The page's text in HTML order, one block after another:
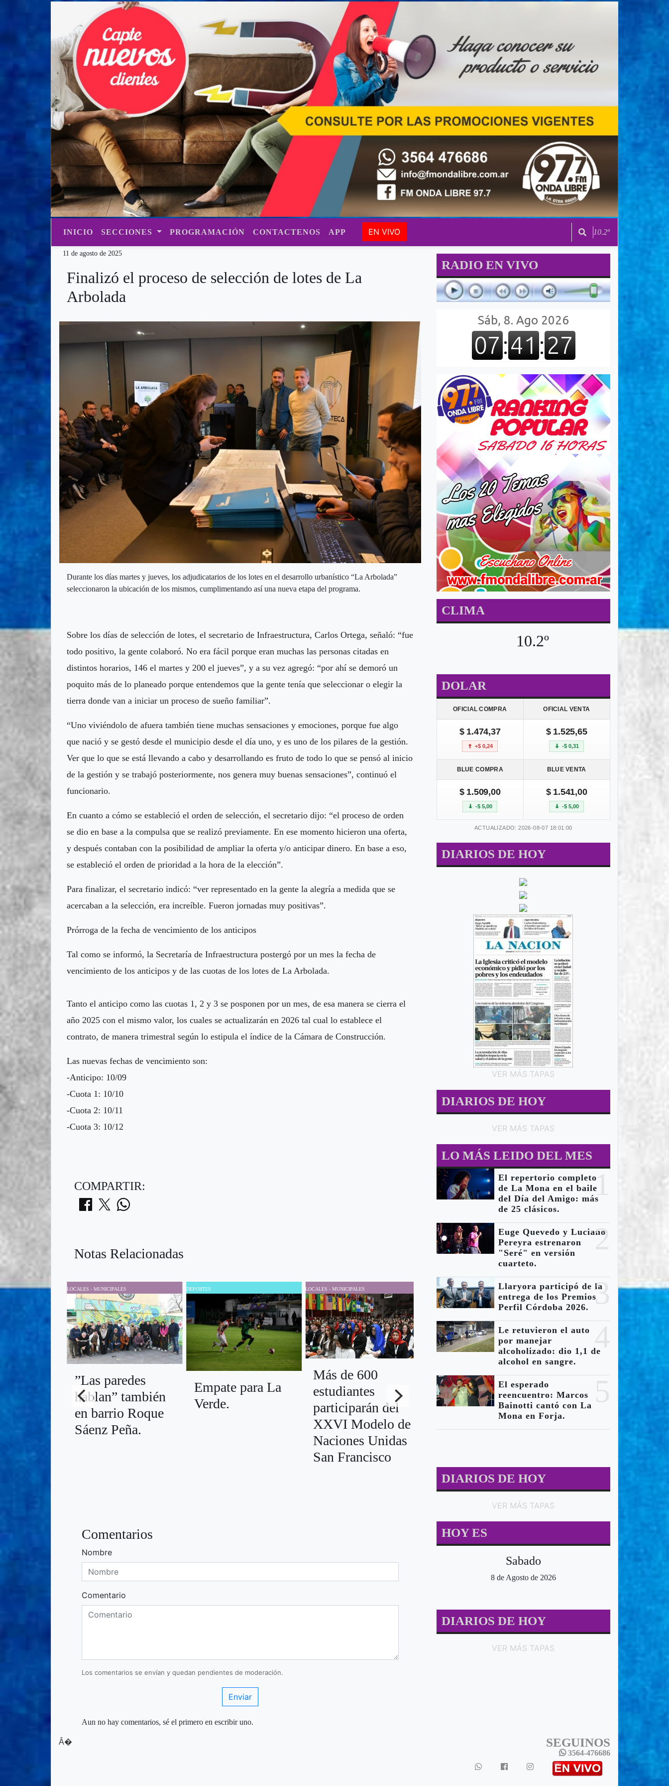
INICIO SECCIONES PROGRAMACIÓN CONTACTENOS APP EN VIVO 10.2º
11 de agosto de 2025
Finalizó el proceso de selección de lotes de La
Arbolada
Durante los días martes y jueves, los adjudicatarios de los lotes en el desarrollo urbanístico “La Arbolada”
seleccionaron la ubicación de los mismos, cumplimentando así una nueva etapa del programa.
Sobre los días de selección de lotes, el secretario de Infraestructura, Carlos Ortega, señaló: “fue
todo positivo, la gente colaboró. No era fácil porque eran muchas las personas citadas en
distintos horarios, 146 el martes y 200 el jueves”, y a su vez agregó: “por ahí se demoró un
poquito más de lo planeado porque entendemos que la gente tenía que seleccionar o elegir la
tierra donde van a iniciar un proceso de sueño familiar”.
“Uno viviéndolo de afuera también tiene muchas sensaciones y emociones, porque fue algo
que nació y se gestó desde el municipio desde el día uno, y es uno de los pilares de la gestión.
Ver que lo que se está llevando a cabo y desarrollando es fruto de todo lo que se pensó al inicio
de la gestión y se trabajó posteriormente, nos genera muy buenas sensaciones”, continuó el
funcionario.
En cuanto a cómo se estableció el orden de selección, el secretario dijo: “el proceso de orden
se dio en base a la compulsa que se realizó previamente. En ese momento hicieron una oferta,
y después contaban con la posibilidad de ampliar la oferta y/o anticipar dinero. En base a eso,
se estableció el orden de prioridad a la hora de la elección”.
Para finalizar, el secretario indicó: “ver representado en la gente la alegría a medida que se
acercaban a la selección, era increíble. Fueron jornadas muy positivas”.
Prórroga de la fecha de vencimiento de los anticipos
Tal como se informó, la Secretaría de Infraestructura postergó por un mes la fecha de
vencimiento de los anticipos y de las cuotas de los lotes de La Arbolada.
Tanto el anticipo como las cuotas 1, 2 y 3 se posponen por un mes, de esa manera se cierra el
año 2025 con el mismo valor, los cuales se actualizarán en 2026 tal cual lo establece el
contrato, de manera trimestral según lo estipula el índice de la Cámara de Construcción.
Las nuevas fechas de vencimiento son:
-Anticipo: 10/09
-Cuota 1: 10/10
-Cuota 2: 10/11
-Cuota 3: 10/12
COMPARTIR:
Notas Relacionadas
LOCALES - MUNICIPALES
”Las paredes
hablan” también
en barrio Roque
Sáenz Peña.
DEPORTES
Empate para La
Verde.
LOCALES - MUNICIPALES
Más de 600
estudiantes
participarán del
XXVI Modelo de
Naciones Unidas
San Francisco
LOCALES - CULTURA
Llega una nueva
edición del ciclo
“Confesiones”
Carlos “Negro”
Aguirre.
LOCALES - MUNICIPALES
Bernarte recibió a
la comitiva
italiana que
participó del
World .
Comentarios
Nombre
Comentario
Los comentarios se envían y quedan pendientes de moderación.
Enviar
Aun no hay comentarios, sé el primero en escribir uno.
RADIO EN VIVO
CLIMA
10.2º
DOLAR
OFICIAL COMPRA OFICIAL VENTA
$ 1.474,37
+$ 0,24
$ 1.525,65
-$ 0,31
BLUE COMPRA BLUE VENTA
$ 1.509,00
-$ 5,00
$ 1.541,00
-$ 5,00
ACTUALIZADO: 2026-08-07 18:01:00
DIARIOS DE HOY
VER MÁS TAPAS
DIARIOS DE HOY
VER MÁS TAPAS
LO MÁS LEIDO DEL MES
1
El repertorio completo
de La Mona en el baile
del Día del Amigo: más
de 25 clásicos.
2
Euge Quevedo y Luciano
Pereyra estrenaron
"Seré" en versión
cuarteto.
3
Llaryora participó de la
entrega de los Premios
Perfil Córdoba 2026.
Le retuvieron el auto
por manejar
alcoholizado: dio 1,1 de
alcohol en sangre.
El esperado
reencuentro: Marcos
Bainotti cantó con La
Mona en Forja.
DIARIOS DE HOY
VER MÁS TAPAS
HOY ES
Sabado
8 de Agosto de 2026
DIARIOS DE HOY
VER MÁS TAPAS
Â� SEGUINOS
3564-476686